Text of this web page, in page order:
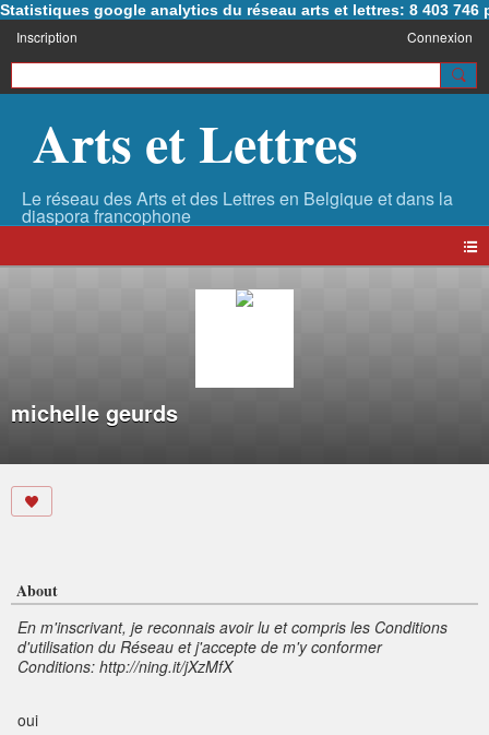
Statistiques google analytics du réseau arts et lettres: 8 403 746
Inscription Connexion
Arts et Lettres
michelle geurds
About
En m'inscrivant, je reconnais avoir lu et compris les Conditions
d'utilisation du Réseau et j'accepte de m'y conformer
Conditions: http://ning.it/jXzMfX
oui